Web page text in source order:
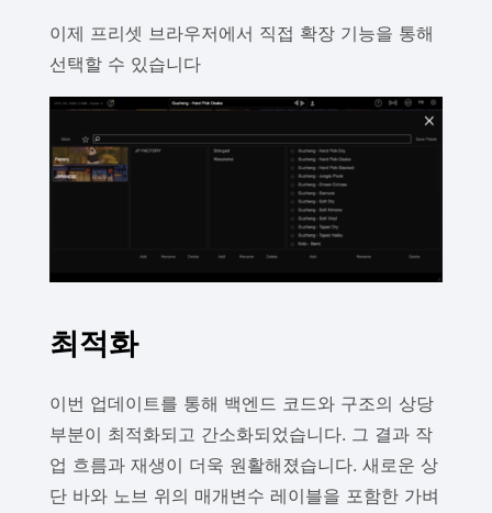
이제 프리셋 브라우저에서 직접 확장 기능을 통해
선택할 수 있습니다
최적화
이번 업데이트를 통해 백엔드 코드와 구조의 상당
부분이 최적화되고 간소화되었습니다. 그 결과 작
업 흐름과 재생이 더욱 원활해졌습니다. 새로운 상
단 바와 노브 위의 매개변수 레이블을 포함한 가벼